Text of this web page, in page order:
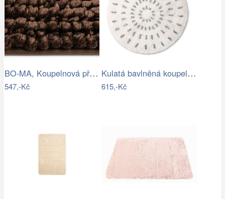
BO-MA, Koupelnová předložka Ella micro…
547,-Kč
Kulatá bavlněná koupelnová předložka…
615,-Kč